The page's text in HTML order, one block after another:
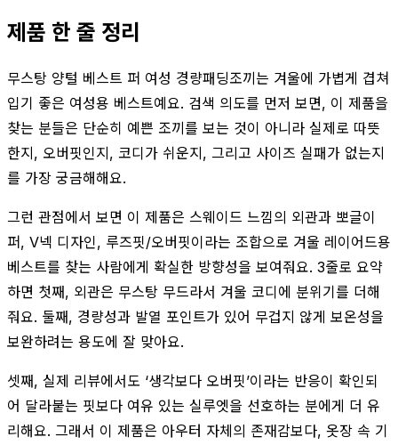
제품 한 줄 정리
무스탕 양털 베스트 퍼 여성 경량패딩조끼는 겨울에 가볍게 겹쳐
입기 좋은 여성용 베스트예요. 검색 의도를 먼저 보면, 이 제품을
찾는 분들은 단순히 예쁜 조끼를 보는 것이 아니라 실제로 따뜻
한지, 오버핏인지, 코디가 쉬운지, 그리고 사이즈 실패가 없는지
를 가장 궁금해해요.
그런 관점에서 보면 이 제품은 스웨이드 느낌의 외관과 뽀글이
퍼, V넥 디자인, 루즈핏/오버핏이라는 조합으로 겨울 레이어드용
베스트를 찾는 사람에게 확실한 방향성을 보여줘요. 3줄로 요약
하면 첫째, 외관은 무스탕 무드라서 겨울 코디에 분위기를 더해
줘요. 둘째, 경량성과 발열 포인트가 있어 무겁지 않게 보온성을
보완하려는 용도에 잘 맞아요.
셋째, 실제 리뷰에서도 ‘생각보다 오버핏’이라는 반응이 확인되
어 달라붙는 핏보다 여유 있는 실루엣을 선호하는 분에게 더 유
리해요. 그래서 이 제품은 아우터 자체의 존재감보다, 옷장 속 기